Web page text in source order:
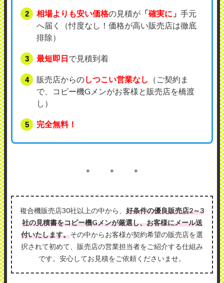
相場よりも安い価格の見積が 「確実に 」 手元
へ届く（忖度なし！価格が高い販売店は徹底
排除）
最短即日で見積到着
販売店からのしつこい営業なし
（ご契約ま
で、コピー機Gメンがお客様と販売店を橋渡
し）
完全無料！
＊ ＊ ＊
複合機販売店30社以上の中から、 好条件の優良販売店2～3
社の見積書をコピー機Gメンが厳選し、お客様にメール送
付いたします。その中からお客様が契約希望の販売店を選
択されて初めて、販売店の営業担当者をご紹介する仕組み
です。安心してお見積をご依頼くださいませ。